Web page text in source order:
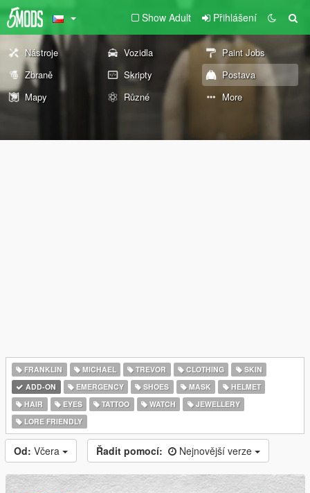
Show Adult Přihlášení
Nástroje Vozidla
Paint Jobs
Zbraně
Skripty
Postava
Mapy
Různé More
FRANKLIN MICHAEL TREVOR CLOTHING
SKIN
ADD-ON
EMERGENCY SHOES MASK
HELMET
HAIR
EYES TATTOO WATCH
JEWELLERY
LORE FRIENDLY
Od: Včera Řadit pomocí: Nejnovější verze